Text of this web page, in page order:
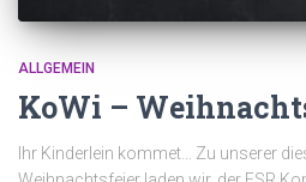
ALLGEMEIN
KoWi –
Ihr Kinderlein kommet… Zu unserer